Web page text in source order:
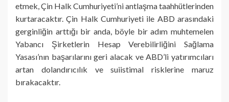
etmek, Çin Halk Cumhuriyeti’ni antlaşma taahhütlerinden
kurtaracaktır. Çin Halk Cumhuriyeti ile ABD arasındaki
gerginliğin arttığı bir anda, böyle bir adım muhtemelen
Yabancı Şirketlerin Hesap Verebilirliğini Sağlama
Yasası’nın başarılarını geri alacak ve ABD’li yatırımcıları
artan dolandırıcılık ve suiistimal risklerine maruz
bırakacaktır.